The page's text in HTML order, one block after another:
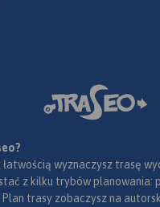
łatwością wyznaczysz trasę
z kilku trybów planowania:
trasy zobaczysz na